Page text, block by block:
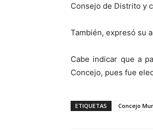
Consejo de Distrito y
También, expresó su
Cabe indicar que a
Concejo, pues fue
ETIQUETAS Concejo